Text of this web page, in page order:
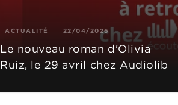
ACTUALITÉ 22/04/2026
Le nouveau roman d'Olivia
Ruiz, le 29 avril chez Audiolib